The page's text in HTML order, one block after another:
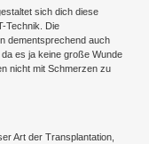
sich dich diese
Technik. Die
dementsprechend auch
es ja keine große Wunde
nicht mit Schmerzen zu
Art der Transplantation,